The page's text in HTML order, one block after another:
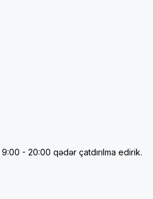
- 20:00 qədər çatdırılma edirik.